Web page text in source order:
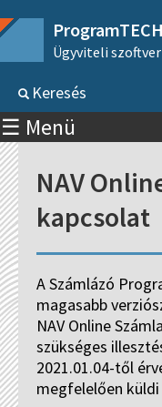
Ügyviteli
Keresés
☰ Menü
NAV
kapcsolat
A Számlázó
magasabb
NAV Online
szükséges
2021.01.04-től
megfelelően